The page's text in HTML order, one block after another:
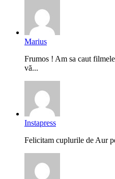
Marius
Frumos ! Am sa caut
vă...
Instapress
Felicitam cuplurile de Aur